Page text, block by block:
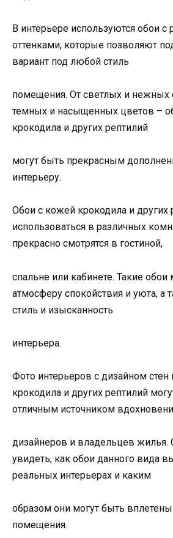
В интерьере используются обои
оттенками, которые позволяют
вариант под любой стиль
помещения. От светлых и нежных
темных и насыщенных цветов –
крокодила и других рептилий
могут быть прекрасным
интерьеру.
Обои с кожей крокодила и других
использоваться в различных
прекрасно смотрятся в гостиной,
спальне или кабинете. Такие обои
атмосферу спокойствия и уюта, а
стиль и изысканность
интерьера.
Фото интерьеров с дизайном
крокодила и других рептилий
отличным источником
дизайнеров и владельцев жилья.
увидеть, как обои данного вида
реальных интерьерах и каким
образом они могут быть
помещения.